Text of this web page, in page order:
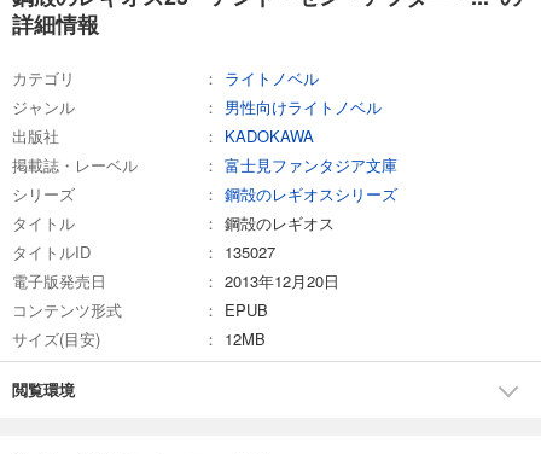
詳細情報
カテゴリ
ライトノベル
ジャンル
男性向けライトノベル
出版社
KADOKAWA
掲載誌・レーベル
富士見ファンタジア文庫
シリーズ
鋼殻のレギオスシリーズ
タイトル
鋼殻のレギオス
タイトルID
135027
電子版発売日
2013年12月20日
コンテンツ形式
EPUB
サイズ(目安)
12MB
閲覧環境